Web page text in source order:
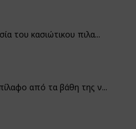
του κασιώτικου πιλα...
από τα βάθη της ν...